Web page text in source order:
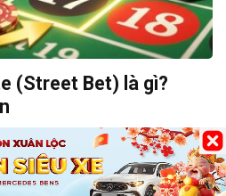
(Street Bet) là gì?
0 242